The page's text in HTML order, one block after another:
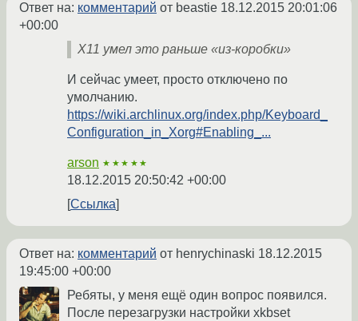
Ответ на: комментарий от beastie 18.12.2015 20:01:06
+00:00
X11 умел это раньше «из-коробки»
И сейчас умеет, просто отключено по
умолчанию.
https://wiki.archlinux.org/index.php/Keyboard_
Configuration_in_Xorg#Enabling_...
arson ★★★★★
18.12.2015 20:50:42 +00:00
Ссылка
Ответ на: комментарий от henrychinaski 18.12.2015
19:45:00 +00:00
Ребяты, у меня ещё один вопрос появился.
После перезагрузки настройки xkbset